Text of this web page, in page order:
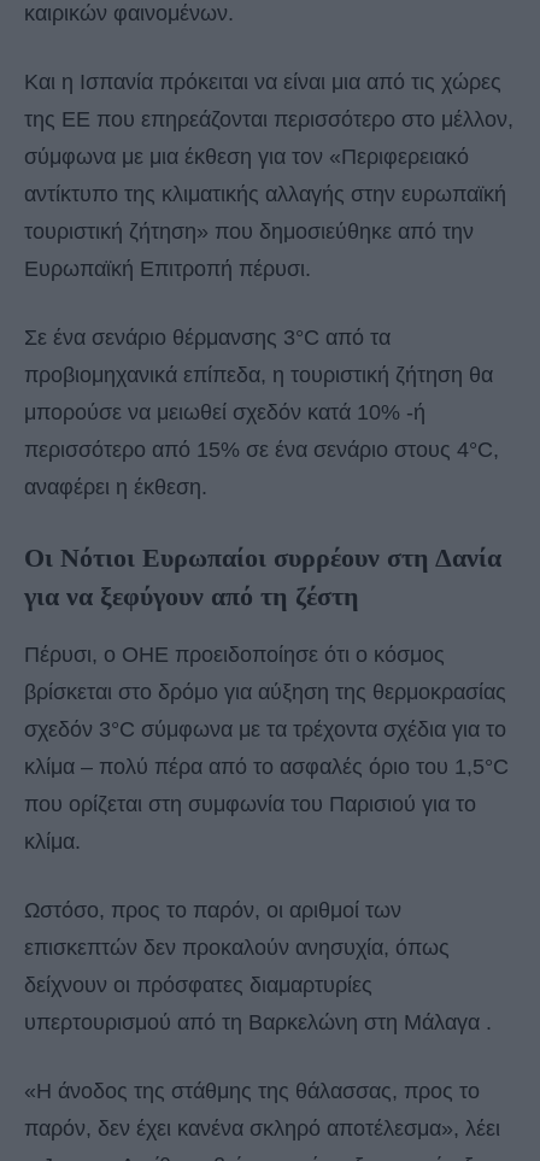
καιρικών φαινομένων.
Και η Ισπανία πρόκειται να είναι μια από τις χώρες
της ΕΕ που επηρεάζονται περισσότερο στο μέλλον,
σύμφωνα με μια έκθεση για τον «Περιφερειακό
αντίκτυπο της κλιματικής αλλαγής στην ευρωπαϊκή
τουριστική ζήτηση» που δημοσιεύθηκε από την
Ευρωπαϊκή Επιτροπή πέρυσι.
Σε ένα σενάριο θέρμανσης 3°C από τα
προβιομηχανικά επίπεδα, η τουριστική ζήτηση θα
μπορούσε να μειωθεί σχεδόν κατά 10% -ή
περισσότερο από 15% σε ένα σενάριο στους 4°C,
αναφέρει η έκθεση.
Οι Νότιοι Ευρωπαίοι συρρέουν στη Δανία
για να ξεφύγουν από τη ζέστη
Πέρυσι, ο ΟΗΕ προειδοποίησε ότι ο κόσμος
βρίσκεται στο δρόμο για αύξηση της θερμοκρασίας
σχεδόν 3°C σύμφωνα με τα τρέχοντα σχέδια για το
κλίμα – πολύ πέρα ​​από το ασφαλές όριο του 1,5°C
που ορίζεται στη συμφωνία του Παρισιού για το
κλίμα.
Ωστόσο, προς το παρόν, οι αριθμοί των
επισκεπτών δεν προκαλούν ανησυχία, όπως
δείχνουν οι πρόσφατες διαμαρτυρίες
υπερτουρισμού από τη Βαρκελώνη στη Μάλαγα .
«Η άνοδος της στάθμης της θάλασσας, προς το
παρόν, δεν έχει κανένα σκληρό αποτέλεσμα», λέει